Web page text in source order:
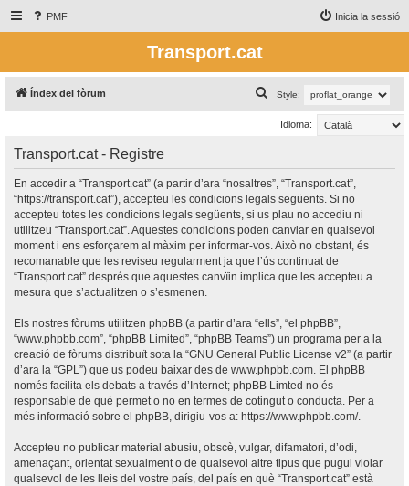
PMF Inicia la sessió
Transport.cat
Índex del fòrum Style:
e
a
Idioma:
Transport.cat - Registre
En accedir a “Transport.cat” (a partir d’ara “nosaltres”, “Transport.cat”,
“https://transport.cat”), accepteu les condicions legals següents. Si no
accepteu totes les condicions legals següents, si us plau no accediu ni
utilitzeu “Transport.cat”. Aquestes condicions poden canviar en qualsevol
moment i ens esforçarem al màxim per informar-vos. Això no obstant, és
recomanable que les reviseu regularment ja que l’ús continuat de
“Transport.cat” després que aquestes canvïin implica que les accepteu a
mesura que s’actualitzen o s’esmenen.
Els nostres fòrums utilitzen phpBB (a partir d’ara “ells”, “el phpBB”,
“www.phpbb.com”, “phpBB Limited”, “phpBB Teams”) un programa per a la
creació de fòrums distribuït sota la “GNU General Public License v2” (a partir
d’ara la “GPL”) que us podeu baixar des de www.phpbb.com . El phpBB
només facilita els debats a través d’Internet; phpBB Limted no és
responsable de què permet o no en termes de cotingut o conducta. Per a
més informació sobre el phpBB, dirigiu-vos a: https://www.phpbb.com/.
Accepteu no publicar material abusiu, obscè, vulgar, difamatori, d’odi,
amenaçant, orientat sexualment o de qualsevol altre tipus que pugui violar
qualsevol de les lleis del vostre país, del país en què “Transport.cat” està